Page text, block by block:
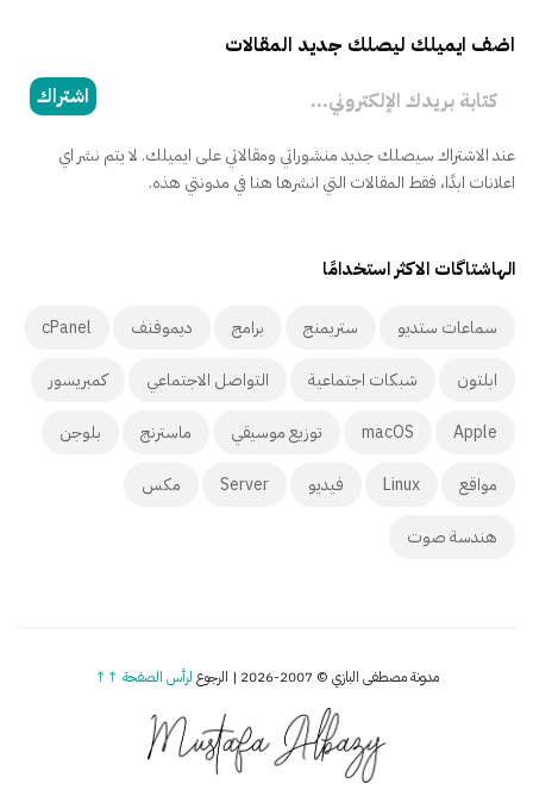
اضف ايميلك ليصلك جديد المقالات
اشتراك
عند الاشتراك سيصلك جديد منشوراتي ومقالاتي على ايميلك. لا يتم نشر اي
اعلانات ابدًا، فقط المقالات التي انشرها هنا في مدونتي هذه.
الهاشتاگات الاكثر استخدامًا
سماعات ستديو ستريمنج برامج ديموفنف cPanel
ابلتون شبكات اجتماعية التواصل الاجتماعي كمبريسور
Apple
macOS توزيع موسيقي ماسترنج بلوجن
مواقع Linux فيديو Server مكس
هندسة صوت
مدونة مصطفى البازي © 2007-2026 | الرجوع لرأس الصفحة ↑↑